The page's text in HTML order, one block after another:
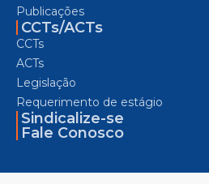
Publicações
CCTs/ACTs
CCTs
ACTs
Legislação
Requerimento de estágio
Sindicalize-se
Fale Conosco